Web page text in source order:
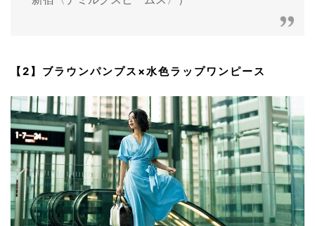
【2】ブラウンパンプス×水色ラップワンピース